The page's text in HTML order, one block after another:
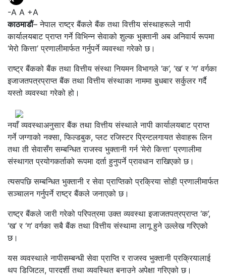
-A A +A
काठमाडौं– नेपाल राष्ट्र बैंकले बैंक तथा वित्तीय संस्थाहरूले नापी
कार्यालयबाट प्राप्त गर्ने विभिन्न सेवाको शुल्क भुक्तानी अब अनिवार्य रूपमा
‘मेरो कित्ता’ प्रणालीमार्फत गर्नुपर्ने व्यवस्था गरेको छ।
राष्ट्र बैंकको बैंक तथा वित्तीय संस्था नियमन विभागले ‘क’, ‘ख’ र ‘ग’ वर्गका
इजाजतपत्रप्राप्त बैंक तथा वित्तीय संस्थाका नाममा बुधबार सर्कुलर गर्दै
यस्तो व्यवस्था गरेको हो।
नयाँ व्यवस्थाअनुसार बैंक तथा वित्तीय संस्थाले नापी कार्यालयबाट प्राप्त
गर्ने जग्गाको नक्सा, फिल्डबुक, प्लट रजिस्टर प्रिन्टलगायत सेवाहरू लिन
तथा ती सेवासँग सम्बन्धित राजस्व भुक्तानी गर्न ‘मेरो कित्ता’ प्रणालीमा
संस्थागत प्रयोगकर्ताको रूपमा दर्ता हुनुपर्ने प्रावधान राखिएको छ।
त्यसपछि सम्बन्धित भुक्तानी र सेवा प्राप्तिको प्रक्रिया सोही प्रणालीमार्फत
सञ्चालन गर्नुपर्ने राष्ट्र बैंकले जनाएको छ।
राष्ट्र बैंकले जारी गरेको परिपत्रमा उक्त व्यवस्था इजाजतपत्रप्राप्त ‘क’,
‘ख’ र ‘ग’ वर्गका सबै बैंक तथा वित्तीय संस्थामा लागू हुने उल्लेख गरिएको
छ।
यस व्यवस्थाले नापीसम्बन्धी सेवा प्राप्ति र राजस्व भुक्तानी प्रक्रियालाई
थप डिजिटल, पारदर्शी तथा व्यवस्थित बनाउने अपेक्षा गरिएको छ।